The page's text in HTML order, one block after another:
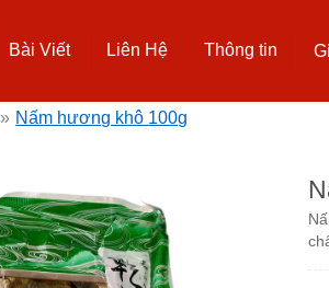
Bài Viết Liên Hệ Thông tin
» Nấm hương khô 100g